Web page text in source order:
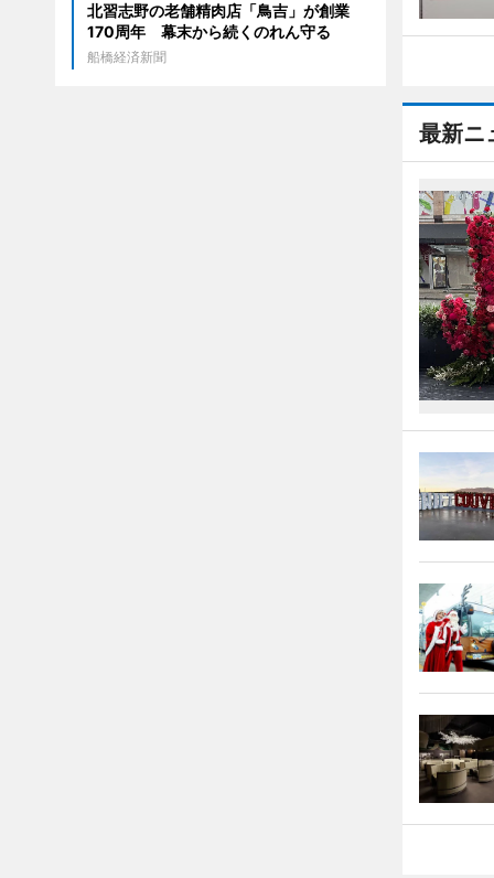
最新ニ
北習志野の老舗精肉店「鳥吉」が創業
170周年 幕末から続くのれん守る
船橋経済新聞